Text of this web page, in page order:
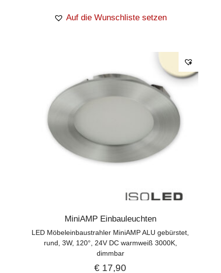
Auf die Wunschliste setzen
MiniAMP Einbauleuchten
LED Möbeleinbaustrahler MiniAMP ALU gebürstet,
rund, 3W, 120°, 24V DC warmweiß 3000K,
dimmbar
€ 17,90